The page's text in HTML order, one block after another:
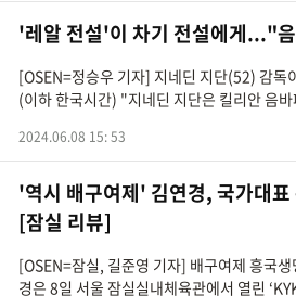
'레알 전설'이 차기 전설에게..."
[OSEN=정승우 기자] 지네딘 지단(52) 감
(이하 한국시간) "지네딘 지단은 킬리안 음
2024.06.08 15: 53
'역시 배구여제' 김연경, 국가대
[잠실 리뷰]
[OSEN=잠실, 길준영 기자] 배구여제 흥국
경은 8일 서울 잠실실내체육관에서 열린